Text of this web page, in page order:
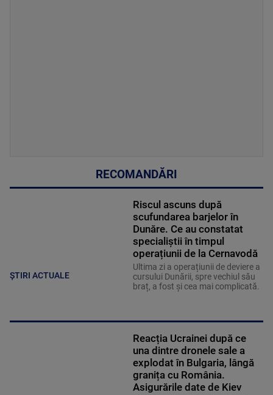
RECOMANDĂRI
ȘTIRI ACTUALE
Riscul ascuns după
scufundarea barjelor în
Dunăre. Ce au constatat
specialiștii în timpul
operațiunii de la Cernavodă
Ultima zi a operațiunii de deviere a
cursului Dunării, spre vechiul său
braț, a fost și cea mai complicată.
Reacția Ucrainei după ce
una dintre dronele sale a
explodat în Bulgaria, lângă
granița cu România.
Asigurările date de Kiev